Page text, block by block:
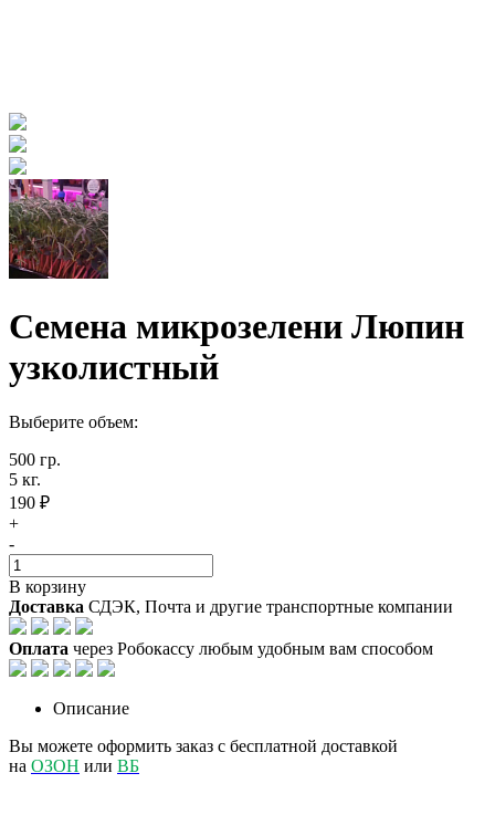
Семена микрозелени Люпин
узколистный
Выберите объем:
500 гр.
5 кг.
190 ₽
+
-
В корзину
Доставка СДЭК, Почта и другие транспортные компании
Оплата через Робокассу любым удобным вам способом
Описание
Вы можете оформить заказ с бесплатной доставкой
на ОЗОН или ВБ